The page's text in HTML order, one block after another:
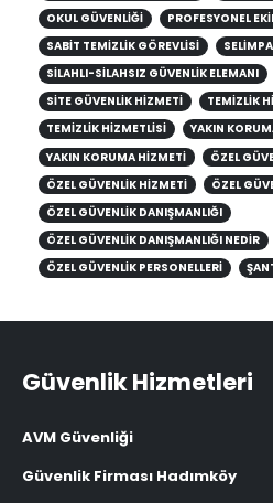
OKUL GÜVENLIĞI
PROFESYONEL
SABIT TEMIZLIK GÖREVLISI
SILAHLI-SILAHSIZ GÜVENLIK ELEMANI
SITE GÜVENLIK HIZMETI
TEMIZLIK
TEMIZLIK HIZMETLISI
YAKIN
YAKIN KORUMA HIZMETI
ÖZEL
ÖZEL GÜVENLIK HIZMETI
ÖZEL
ÖZEL GÜVENLIK DANIŞMANLIĞI
ÖZEL GÜVENLIK DANIŞMANLIĞI NEDIR
ÖZEL GÜVENLIK PERSONELLERI
Güvenlik Hizmetleri
AVM Güvenliği
Güvenlik Firması Hadımköy